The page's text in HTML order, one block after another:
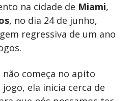
na cidade de Miami,
, no dia 24 de junho,
regressiva de um ano
não começa no apito
ela inicia cerca de